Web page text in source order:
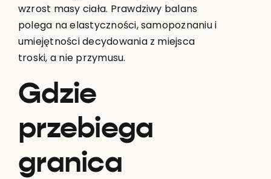
wzrost masy ciała. Prawdziwy balans
polega na elastyczności, samopoznaniu i
umiejętności decydowania z miejsca
troski, a nie przymusu.
Gdzie
przebiega
granica